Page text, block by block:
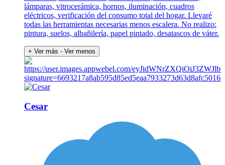
lámparas, vitrocerámica, hornos, iluminación, cuadros
eléctricos, verificación del consumo total del hogar. Llevaré
todas las herramientas necesarias menos escalera. No realizo:
pintura, suelos, albañilería, papel pintado, desatascos de váter.
+ Ver más - Ver menos
Cesar